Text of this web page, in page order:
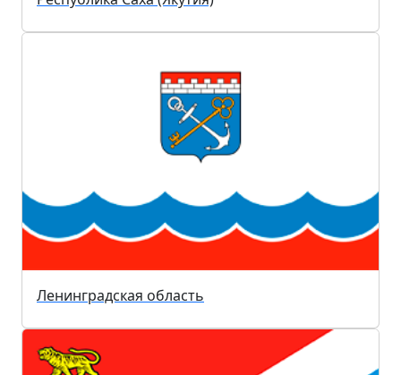
Ленинградская область